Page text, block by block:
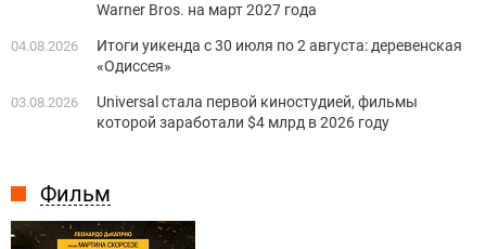
Фильм
Warner Bros. на март 2027 года
04.08.2026
Итоги уикенда с 30 июля по 2 августа: деревенская
«Одиссея»
03.08.2026
Universal стала первой киностудией, фильмы
которой заработали $4 млрд в 2026 году